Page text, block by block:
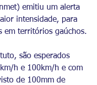
emitiu um alerta
intensidade, para
em territórios gaúchos.
são esperados
h e 100km/h e com
de 100mm de